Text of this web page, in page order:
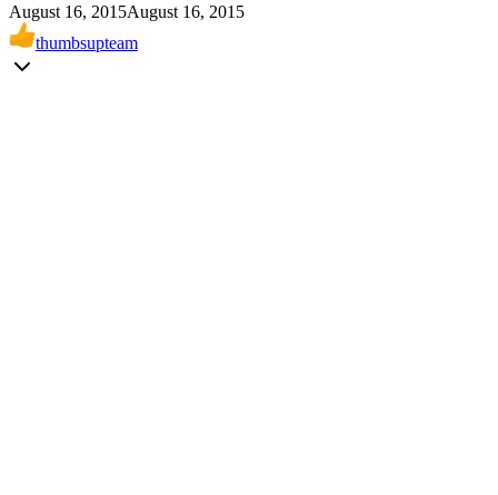
August 16, 2015August 16, 2015
thumbsupteam